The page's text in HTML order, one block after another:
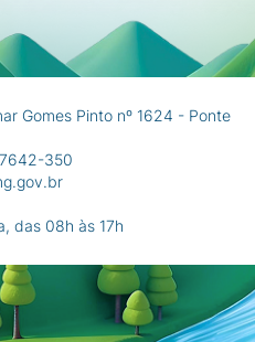
Gomes Pinto nº 1624 - Ponte
350
das 08h às 17h